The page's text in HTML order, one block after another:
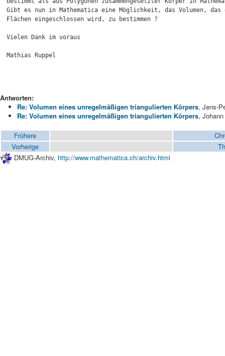
Gibt es nun in Mathematica eine Möglichkeit, das Volumen, das
Flächen eingeschlossen wird, zu bestimmen ?
Vielen Dank im voraus
Mathias Ruppel
Antworten:
Re: Volumen eines unregelmäßigen triangulierten Körpers, Jens-
Re: Volumen eines unregelmäßigen triangulierten Körpers,
Frühere
Vorherige
DMUG-Archiv, http://www.mathematica.ch/archiv.html